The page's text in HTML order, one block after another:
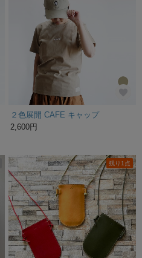
２色展開 CAFE キャップ
2,600円
残り1点